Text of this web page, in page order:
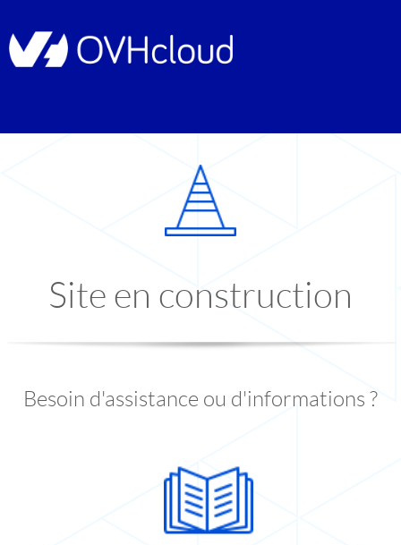
Site en construction
Besoin d'assistance ou d'informations ?